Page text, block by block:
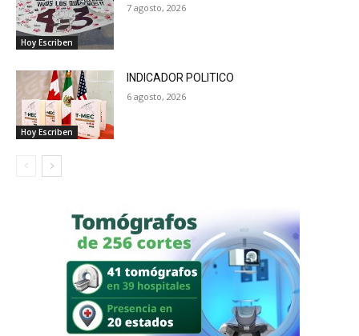
Hoy Escriben
7 agosto, 2026
Hoy Escriben
INDICADOR POLITICO
6 agosto, 2026